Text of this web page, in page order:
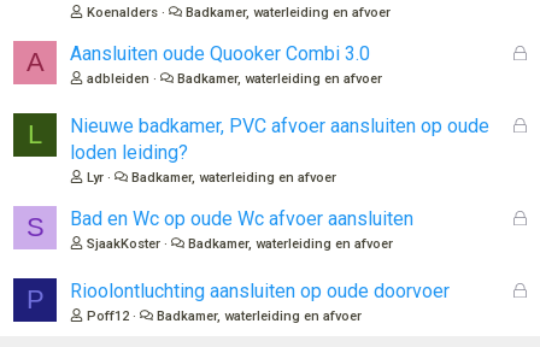
o
Koenalders Badkamer, waterleiding en afvoer
A
G
Aansluiten oude Quooker Combi 3.0
adbleiden Badkamer, waterleiding en afvoer
L
G
o
Nieuwe badkamer, PVC afvoer aansluiten op oude
loden leiding?
Lyr Badkamer, waterleiding en afvoer
S
G
Bad en Wc op oude Wc afvoer aansluiten
SjaakKoster Badkamer, waterleiding en afvoer
P
G
Rioolontluchting aansluiten op oude doorvoer
Poff12 Badkamer, waterleiding en afvoer